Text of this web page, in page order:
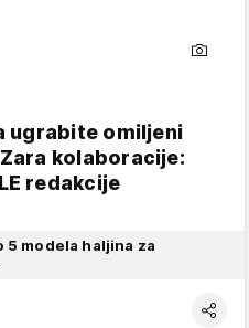
ugrabite omiljeni
kolaboracije:
redakcije
modela haljina za